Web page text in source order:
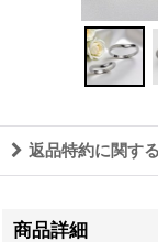
返品特約に関す
商品詳細